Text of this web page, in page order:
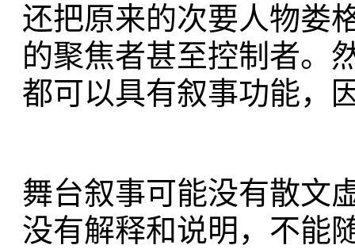
还把原来的次要人物娄
的聚焦者甚至控制者。
都可以具有叙事功能，
舞台叙事可能没有散文
没有解释和说明，不能